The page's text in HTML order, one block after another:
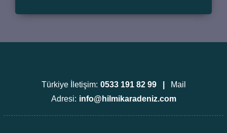
Türkiye İletişim: 0533 191 82 99 |
Mail
Adresi: info@hilmikaradeniz.com